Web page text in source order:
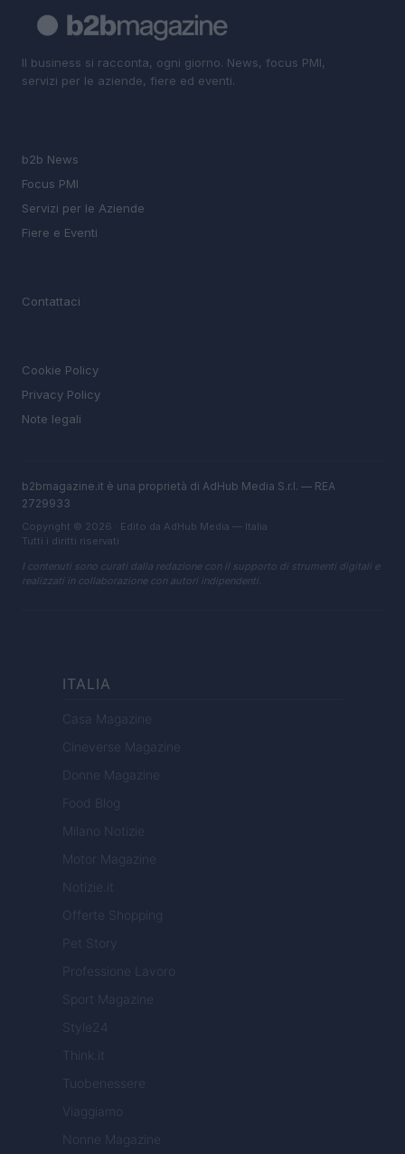
Il business si racconta, ogni giorno. News, focus PMI,
servizi per le aziende, fiere ed eventi.
b2b News
Focus PMI
Servizi per le Aziende
Fiere e Eventi
Contattaci
Cookie Policy
Privacy Policy
Note legali
b2bmagazine.it è una proprietà di AdHub Media S.r.l. — REA
2729933
Copyright © 2026 · Edito da AdHub Media — Italia
Tutti i diritti riservati
I contenuti sono curati dalla redazione con il supporto di strumenti digitali e
realizzati in collaborazione con autori indipendenti.
ITALIA
Casa Magazine
Cineverse Magazine
Donne Magazine
Food Blog
Milano Notizie
Motor Magazine
Notizie.it
Offerte Shopping
Pet Story
Professione Lavoro
Sport Magazine
Style24
Think.it
Tuobenessere
Viaggiamo
Nonne Magazine